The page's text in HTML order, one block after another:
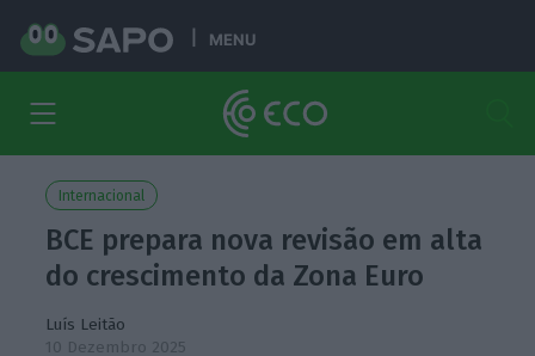
MENU
Internacional
BCE prepara nova revisão em alta
do crescimento da Zona Euro
Luís Leitão
10 Dezembro 2025